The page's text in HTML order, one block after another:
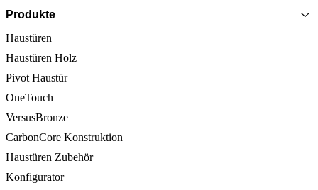
Produkte
Haustüren
Haustüren Holz
Pivot Haustür
OneTouch
VersusBronze
CarbonCore Konstruktion
Haustüren Zubehör
Konfigurator